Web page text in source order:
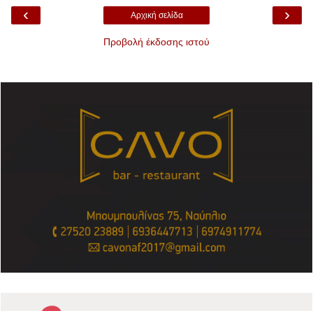
‹ ›
Αρχική σελίδα
Προβολή έκδοσης ιστού